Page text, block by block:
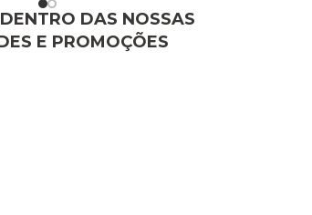
DAS NOSSAS
E PROMOÇÕES